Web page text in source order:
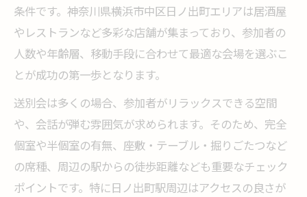
条件です。神奈川県横浜市中区日ノ出町エリアは居酒屋
やレストランなど多彩な店舗が集まっており、参加者の
人数や年齢層、移動手段に合わせて最適な会場を選ぶこ
とが成功の第一歩となります。
送別会は多くの場合、参加者がリラックスできる空間
や、会話が弾む雰囲気が求められます。そのため、完全
個室や半個室の有無、座敷・テーブル・掘りごたつなど
の席種、周辺の駅からの徒歩距離なども重要なチェック
ポイントです。特に日ノ出町駅周辺はアクセスの良さが